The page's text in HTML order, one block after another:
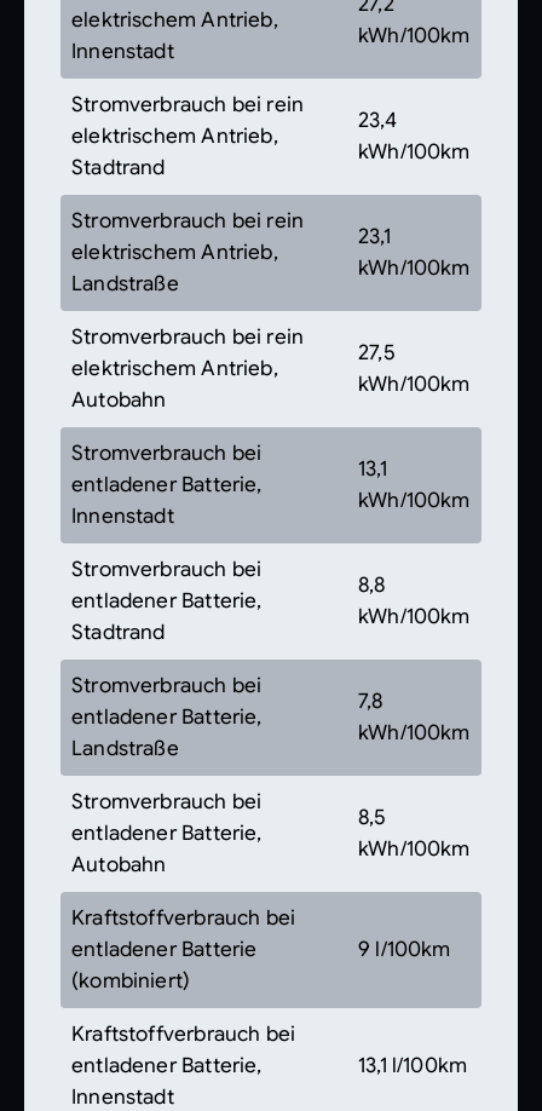
elektrischem Antrieb,
Innenstadt
kWh/100km
Stromverbrauch bei rein
elektrischem Antrieb,
Stadtrand
23,4
kWh/100km
Stromverbrauch bei rein
elektrischem Antrieb,
Landstraße
23,1
kWh/100km
Stromverbrauch bei rein
elektrischem Antrieb,
Autobahn
27,5
kWh/100km
Stromverbrauch bei
entladener Batterie,
Innenstadt
13,1
kWh/100km
Stromverbrauch bei
entladener Batterie,
Stadtrand
8,8
kWh/100km
Stromverbrauch bei
entladener Batterie,
Landstraße
7,8
kWh/100km
Stromverbrauch bei
entladener Batterie,
Autobahn
8,5
kWh/100km
Kraftstoffverbrauch bei
entladener Batterie
(kombiniert)
9 l/100km
Kraftstoffverbrauch bei
entladener Batterie,
Innenstadt
13,1 l/100km